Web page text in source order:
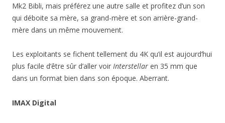
Mk2 Bibli, mais préférez une autre salle et profitez d’un son
qui déboite sa mère, sa grand-mère et son arrière-grand-
mère dans un même mouvement.
Les exploitants se fichent tellement du 4K qu’il est aujourd’hui
plus facile d’être sûr d’aller voir Interstellar en 35 mm que
dans un format bien dans son époque. Aberrant.
IMAX Digital